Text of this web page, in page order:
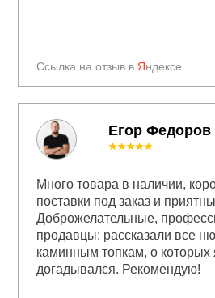
Ссылка на отзыв в Яндексе
Егор Федоров
★★★★★
Много товара в наличии,
поставки под заказ и
Доброжелательные,
продавцы: рассказали все
каминным топкам, о которых
догадывался. Рекомендую!